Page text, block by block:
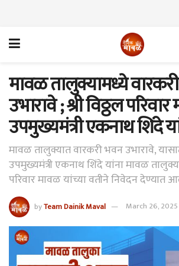
मावळ तालुक्यामध्ये
उभारावे ; श्री विठ्ठल
उपमुख्यमंत्री एकनाथ शिंदे
मावळ तालुक्यात वारकरी भवन उभारावे,
उपमुख्यमंत्री एकनाथ शिंदे यांना मावळ
परिवार मावळ यांच्या वतीने निवेदन देण्यात
byTeam Dainik Maval March 26, 2025